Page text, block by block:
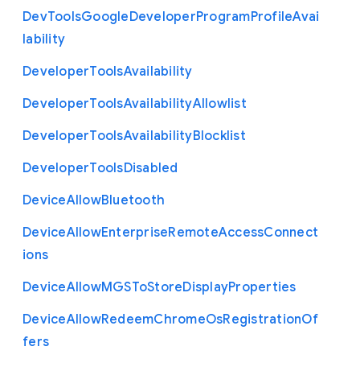
DevToolsGoogleDeveloperProgramProfileAvai
lability
DeveloperToolsAvailability
DeveloperToolsAvailabilityAllowlist
DeveloperToolsAvailabilityBlocklist
DeveloperToolsDisabled
DeviceAllowBluetooth
DeviceAllowEnterpriseRemoteAccessConnect
ions
DeviceAllowMGSToStoreDisplayProperties
DeviceAllowRedeemChromeOsRegistrationOf
fers